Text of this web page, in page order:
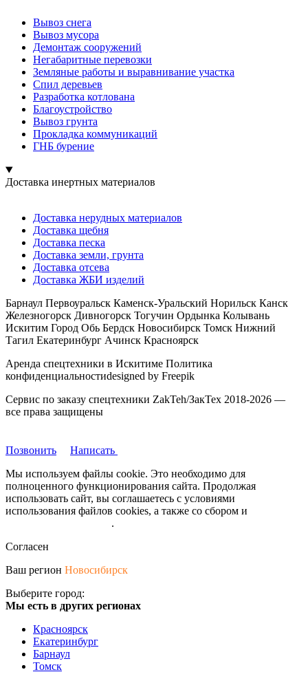
Вывоз снега
Вывоз мусора
Демонтаж сооружений
Негабаритные перевозки
Земляные работы и выравнивание участка
Спил деревьев
Разработка котлована
Благоустройство
Вывоз грунта
Прокладка коммуникаций
ГНБ бурение
Доставка инертных материалов
Доставка нерудных материалов
Доставка щебня
Доставка песка
Доставка земли, грунта
Доставка отсева
Доставка ЖБИ изделий
Барнаул Первоуральск Каменск-Уральский Норильск Канск
Железногорск Дивногорск Тогучин Ордынка Колывань
Искитим Город Обь Бердск Новосибирск Томск Нижний
Тагил Екатеринбург Ачинск Красноярск
Аренда спецтехники в Искитиме Политика
конфиденциальностиdesigned by Freepik
Сервис по заказу спецтехники ZakTeh/ЗакТех 2018-2026 —
все права защищены
Позвонить
Написать
Мы используем файлы cookie. Это необходимо для
полноценного функционирования сайта. Продолжая
использовать сайт, вы соглашаетесь с условиями
использования файлов cookies, а также со сбором и
.
Согласен
Ваш регион Новосибирск
Выберите город:
Мы есть в других регионах
Красноярск
Екатеринбург
Барнаул
Томск